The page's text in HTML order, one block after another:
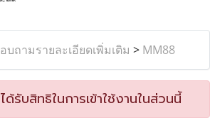
บถามรายละเอียดเพิ่มเติม > MM88
รับสิทธิในการเข้าใช้งานในส่วนนี้